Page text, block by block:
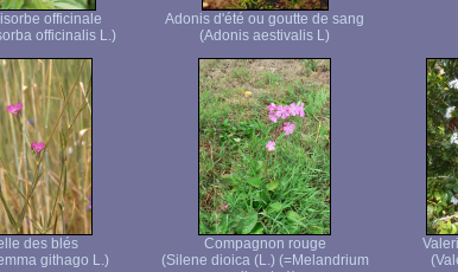
officinale
officinalis L.)
Adonis d'été ou goutte de sang
(Adonis aestivalis L)
des blés
githago L.)
Compagnon rouge
(Silene dioica (L.) (=Melandrium